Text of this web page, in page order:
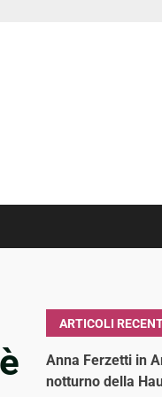
ARTICOLI
Anna Ferzetti in
notturno della